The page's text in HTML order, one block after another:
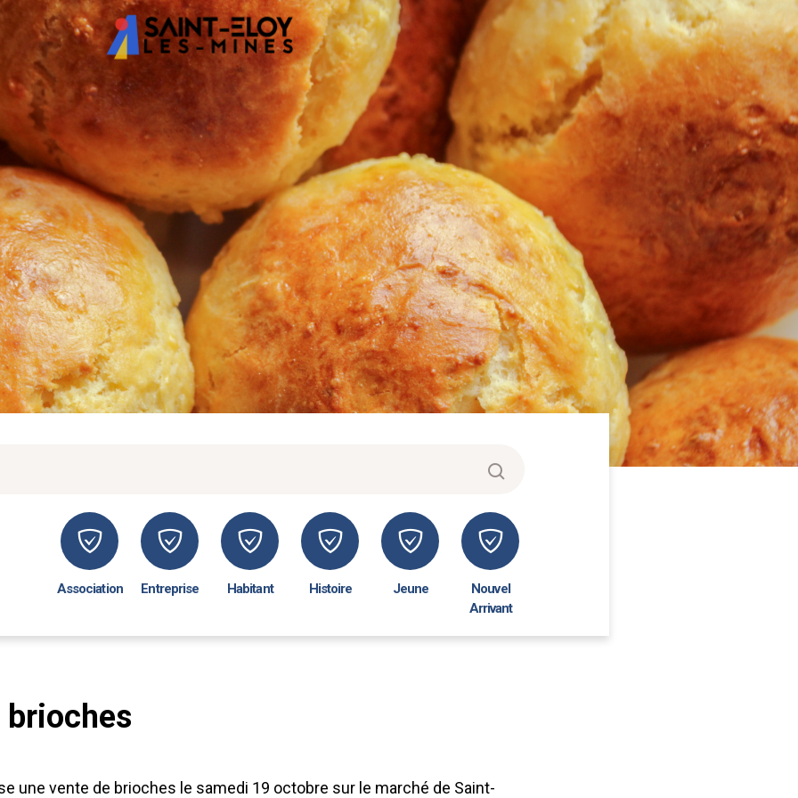
Association Entreprise Habitant Histoire Jeune
Nouvel
Arrivant
brioches
une vente de brioches le samedi 19 octobre sur le marché de Saint-